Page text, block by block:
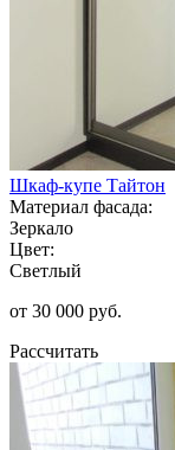
Шкаф-купе Тайтон
Материал фасада:
Зеркало
Цвет:
Светлый
от 30 000 руб.
Рассчитать